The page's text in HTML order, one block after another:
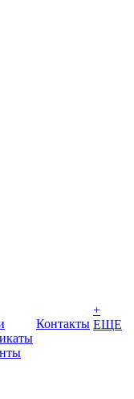
Контакты
+
ЕЩЕ